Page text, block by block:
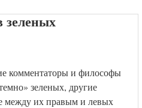
зеленых
комментаторы и философы
зеленых, другие
между их правым и левых